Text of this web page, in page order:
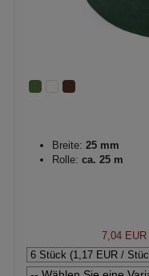
Breite: 25 mm
Rolle: ca. 25 m
7,04 EUR